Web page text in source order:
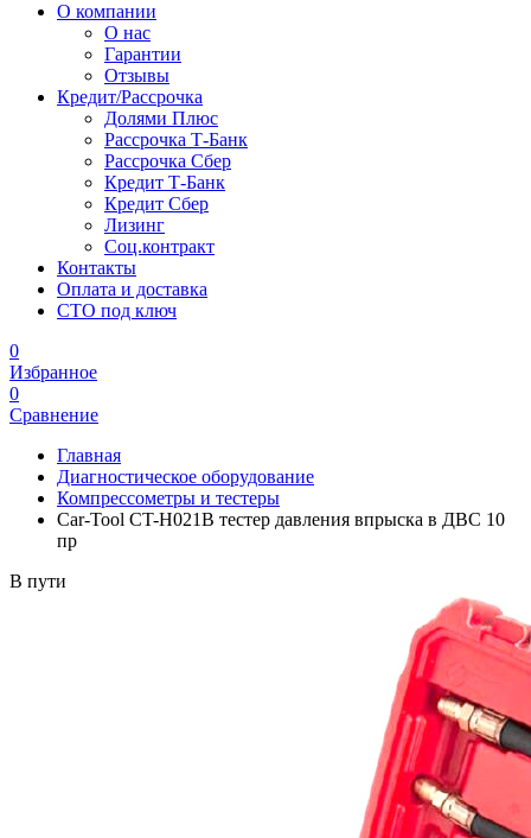
О компании
О нас
Гарантии
Отзывы
Кредит/Рассрочка
Долями Плюс
Рассрочка Т-Банк
Рассрочка Сбер
Кредит Т-Банк
Кредит Сбер
Лизинг
Соц.контракт
Контакты
Оплата и доставка
СТО под ключ
0
Избранное
0
Сравнение
Главная
Диагностическое оборудование
Компрессометры и тестеры
Car-Tool CT-H021B тестер давления впрыска в ДВС 10
пр
В пути